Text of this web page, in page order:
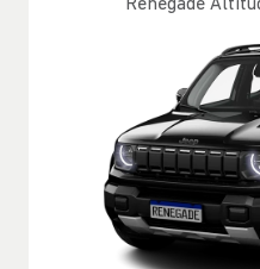
Renegade